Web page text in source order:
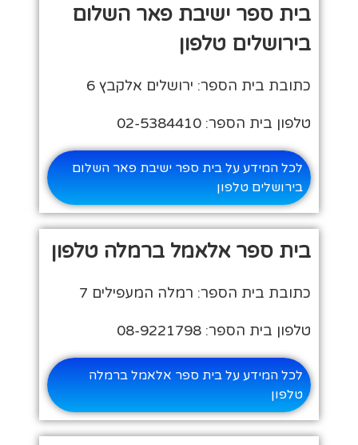
בית ספר ישיבת פאר השלום
בירושלים טלפון
כתובת בית הספר: ירושלים אלקבץ 6
טלפון בית הספר: 02-5384410
לכל המידע על בית ספר ישיבת פאר השלום
בירושלים טלפון
בית ספר אלאמל ברמלה טלפון
כתובת בית הספר: רמלה המעפילים 7
טלפון בית הספר: 08-9221798
לכל המידע על בית ספר אלאמל ברמלה
טלפון